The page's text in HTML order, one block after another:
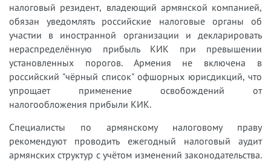
налоговый резидент, владеющий армянской компанией,
обязан уведомлять российские налоговые органы об
участии в иностранной организации и декларировать
нераспределённую прибыль КИК при превышении
установленных порогов. Армения не включена в
российский "чёрный список" офшорных юрисдикций, что
упрощает применение освобождений от
налогообложения прибыли КИК.
Специалисты по армянскому налоговому праву
рекомендуют проводить ежегодный налоговый аудит
армянских структур с учётом изменений законодательства.